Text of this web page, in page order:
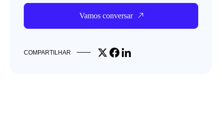
Vamos conversar
COMPARTILHAR Share on X
Share on Facebook
Share on LinkedIn